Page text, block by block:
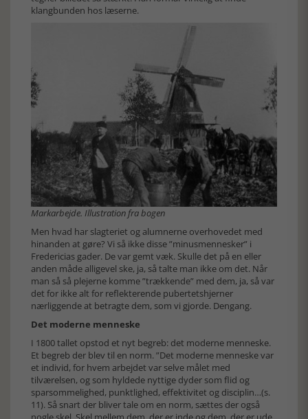
klangbunden hos læserne.
Markarbejde. Illustration fra bogen
Men hvad har slagteriet og alumnerne overhovedet med
hinanden at gøre? Vi så ikke disse ”minusmennesker” i
Fredericias gader. De var gemt væk. Skulle det på en eller
anden måde alligevel ske, ja, så talte man ikke om det. Når
man så så plejerne komme ”trækkende” med dem, ja, så var
det for ikke alt for reflekterende pubertetshjerner
nærliggende at betragte dem, som vi gjorde. Dengang.
Det moderne menneske
I 1800 tallet opstod et nyt begreb: det moderne menneske.
Et begreb der blev til en norm. ”Det moderne menneske var
et individ, for hvem arbejdet var selve målet med
tilværelsen, og som hyldede nyttige dyder som flid og
sparsommelighed, punktlighed, effektivitet og disciplin…(s.
11). Så snart der bliver tale om en norm, sættes der også